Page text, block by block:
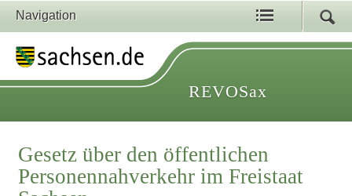
Navigation
REVOSax
Gesetz über den öffentlichen
Personennahverkehr im Freistaat